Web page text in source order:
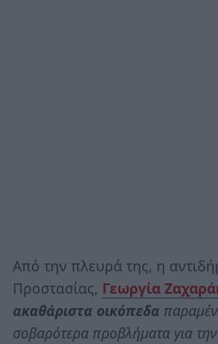
Από την πλευρά της, η
Προστασίας, Γεωργία
ακαθάριστα οικόπεδα
σοβαρότερα προβλήματα για την